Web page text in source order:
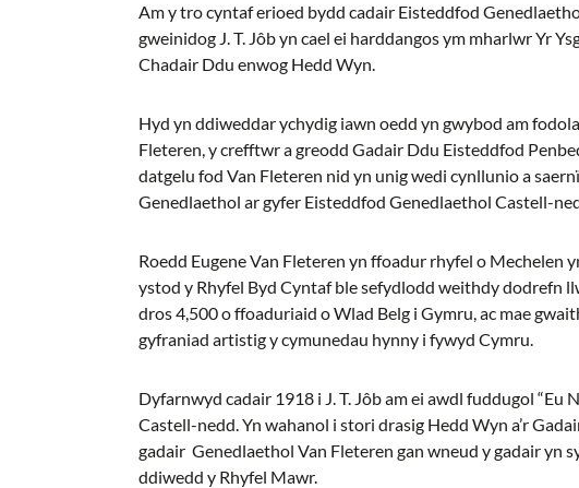
Am y tro cyntaf erioed bydd cadair Eisteddfod
gweinidog J. T. Jôb yn cael ei harddangos ym mharlwr Yr
Chadair Ddu enwog Hedd Wyn.
Hyd yn ddiweddar ychydig iawn oedd yn gwybod am
Fleteren, y crefftwr a greodd Gadair Ddu Eisteddfod
datgelu fod Van Fleteren nid yn unig wedi cynllunio a
Genedlaethol ar gyfer Eisteddfod Genedlaethol Castell-
Roedd Eugene Van Fleteren yn ffoadur rhyfel o Mechelen
ystod y Rhyfel Byd Cyntaf ble sefydlodd weithdy dodrefn
dros 4,500 o ffoaduriaid o Wlad Belg i Gymru, ac mae
gyfraniad artistig y cymunedau hynny i fywyd Cymru.
Dyfarnwyd cadair 1918 i J. T. Jôb am ei awdl fuddugol “Eu
Castell-nedd. Yn wahanol i stori drasig Hedd Wyn a’r
gadair Genedlaethol Van Fleteren gan wneud y gadair yn
ddiwedd y Rhyfel Mawr.